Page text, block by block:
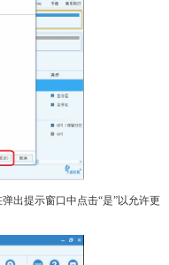
出提示窗口中点击“是”以允许更